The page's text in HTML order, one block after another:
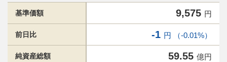
基準価額 9,575 円
前日比 -1 円 （-0.01%）
純資産総額 59.55 億円